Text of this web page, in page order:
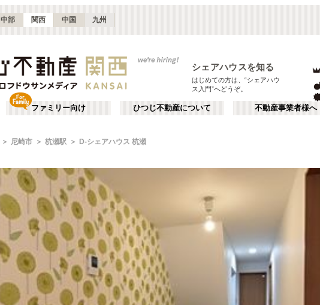
中部 関西 中国 九州
シェアハウスを知る
はじめての方は、“シェアハウ
ス入門”へどうぞ。
ファミリー向け ひつじ不動産について 不動産事業者様へ
尼崎市 杭瀬駅 D-シェアハウス 杭瀬